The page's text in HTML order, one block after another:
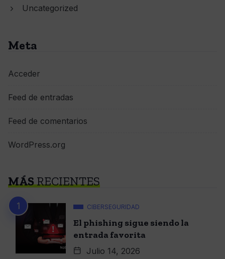
Uncategorized
Meta
Acceder
Feed de entradas
Feed de comentarios
WordPress.org
MÁSRECIENTES
CIBERSEGURIDAD
El phishing sigue siendo la
entrada favorita
Julio 14, 2026